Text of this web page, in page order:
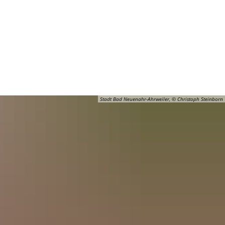
Stadt Bad Neuenahr-Ahrweiler, © Christoph Steinborn